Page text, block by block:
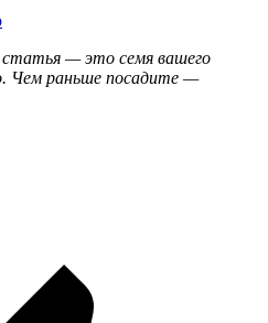
статья — это семя вашего
Чем раньше посадите —